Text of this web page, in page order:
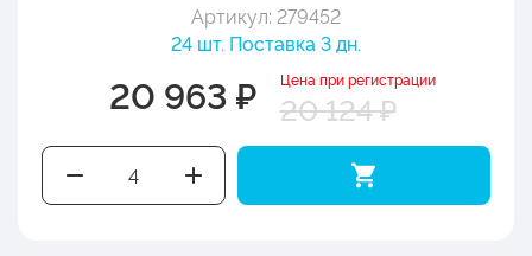
Артикул: 279452
24 шт. Поставка 3 дн.
20 963 ₽ Цена при регистрации
20 124 ₽